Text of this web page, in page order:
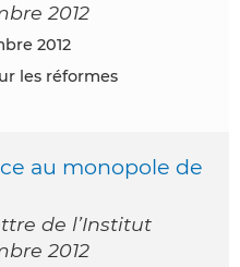
2012
2012
les réformes
au monopole de
de l’Institut
2012